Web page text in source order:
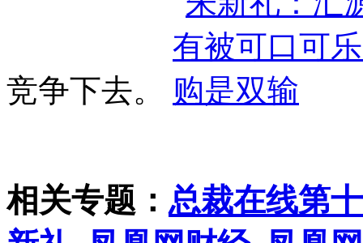
竞争下去。
相关专题： 总裁在线第